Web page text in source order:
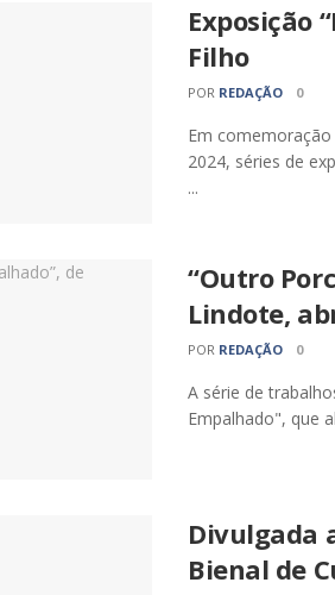
Exposição
Filho
POR REDAÇÃO 0
Em
2024, séries de
...
“Outro
Lindote,
POR REDAÇÃO 0
A série de
Empalhado", que
Divulgada
Bienal de